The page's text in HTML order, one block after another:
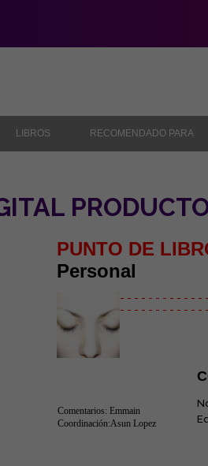
LIBROS RECOMENDADO PARA
PUNTO DE
Personal
- - - - - - - - - - - -
- - - - - - - - - - - -
Comentarios: Emmain
Coordinación:Asun Lopez